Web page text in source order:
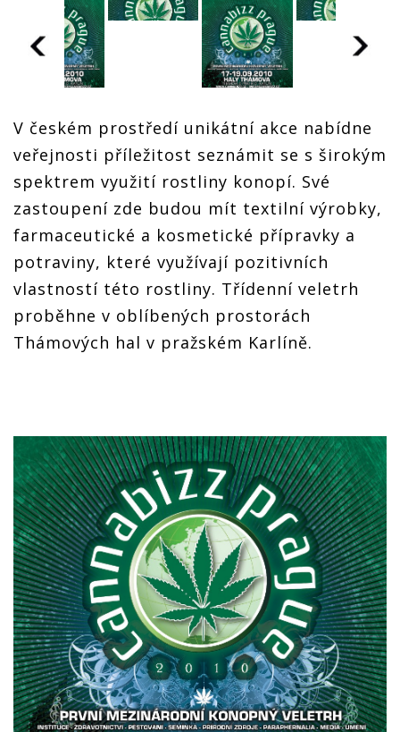
V českém prostředí unikátní akce nabídne
veřejnosti příležitost seznámit se s širokým
spektrem využití rostliny konopí. Své
zastoupení zde budou mít textilní výrobky,
farmaceutické a kosmetické přípravky a
potraviny, které využívají pozitivních
vlastností této rostliny. Třídenní veletrh
proběhne v oblíbených prostorách
Thámových hal v pražském Karlíně.